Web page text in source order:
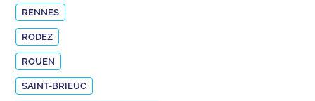
RENNES
RODEZ
ROUEN
SAINT-BRIEUC